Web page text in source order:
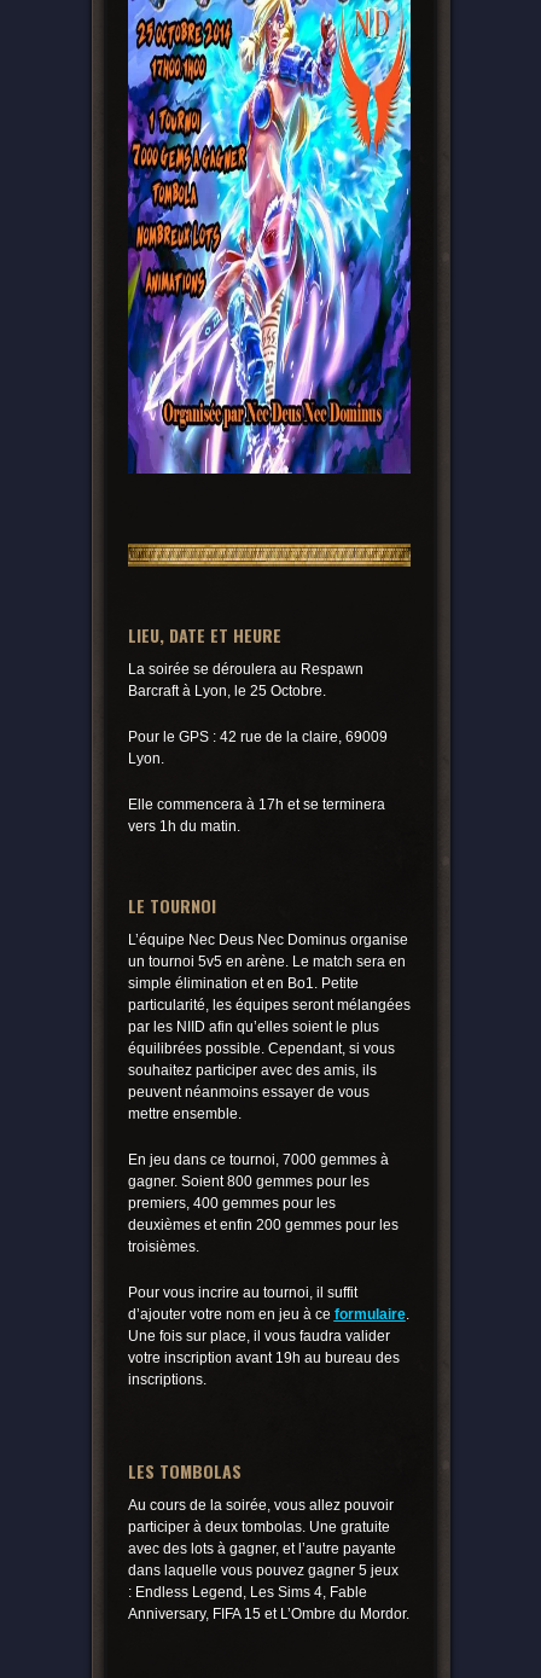
LIEU, DATE ET HEURE
La soirée se déroulera au Respawn
Barcraft à Lyon, le 25 Octobre.
Pour le GPS : 42 rue de la claire, 69009
Lyon.
Elle commencera à 17h et se terminera
vers 1h du matin.
LE TOURNOI
L’équipe Nec Deus Nec Dominus organise
un tournoi 5v5 en arène. Le match sera en
simple élimination et en Bo1. Petite
particularité, les équipes seront mélangées
par les NIID afin qu’elles soient le plus
équilibrées possible. Cependant, si vous
souhaitez participer avec des amis, ils
peuvent néanmoins essayer de vous
mettre ensemble.
En jeu dans ce tournoi, 7000 gemmes à
gagner. Soient 800 gemmes pour les
premiers, 400 gemmes pour les
deuxièmes et enfin 200 gemmes pour les
troisièmes.
Pour vous incrire au tournoi, il suffit
d’ajouter votre nom en jeu à ce formulaire.
Une fois sur place, il vous faudra valider
votre inscription avant 19h au bureau des
inscriptions.
LES TOMBOLAS
Au cours de la soirée, vous allez pouvoir
participer à deux tombolas. Une gratuite
avec des lots à gagner, et l’autre payante
dans laquelle vous pouvez gagner 5 jeux
: End less Legend, Les Sims 4, Fable
Anniversary, FIFA 15 et L’Ombre du Mordor.